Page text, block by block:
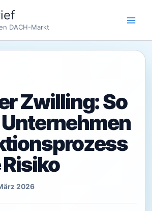
DACH-Markt
Zwilling: So
2026